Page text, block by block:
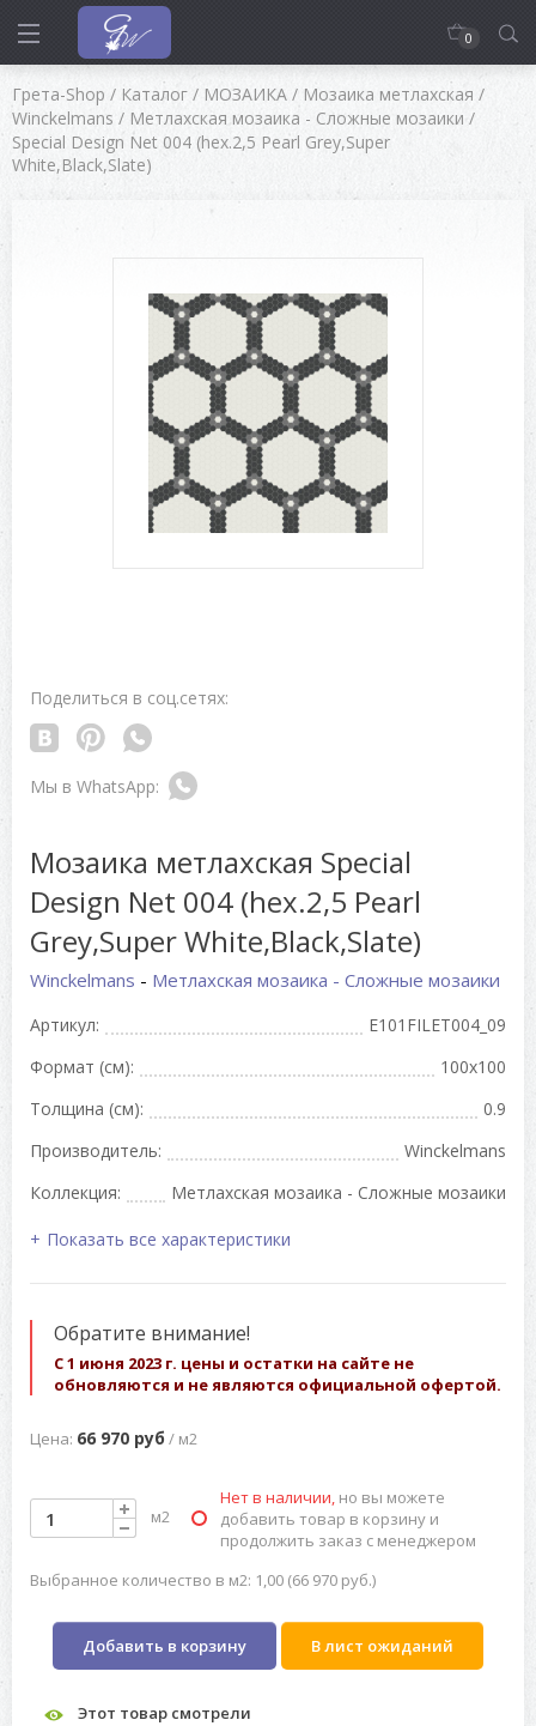
0
Грета-Shop / Каталог / МОЗАИКА / Мозаика метлахская /
Winckelmans / Метлахская мозаика - Сложные мозаики /
Special Design Net 004 (hex.2,5 Pearl Grey,Super
White,Black,Slate)
Поделиться в соц.сетях:
Мозаика метлахская Special
Design Net 004 (hex.2,5 Pearl
Grey,Super White,Black,Slate)
Winckelmans - Метлахская мозаика - Сложные мозаики
Артикул:
E101FILET004_09
Формат (см):
100x100
Толщина (см):
0.9
Производитель:
Winckelmans
Коллекция:
Метлахская мозаика - Сложные мозаики
Показать все характеристики
Обратите внимание!
С 1 июня 2023 г. цены и остатки на сайте не
обновляются и не являются официальной офертой.
Цена: 66 970 руб / м2
м2
Нет в наличии, но вы можете
добавить товар в корзину и
продолжить заказ с менеджером
Выбранное количество в м2: 1,00 (66 970 руб.)
Добавить в корзину В лист ожиданий
Этот товар смотрели